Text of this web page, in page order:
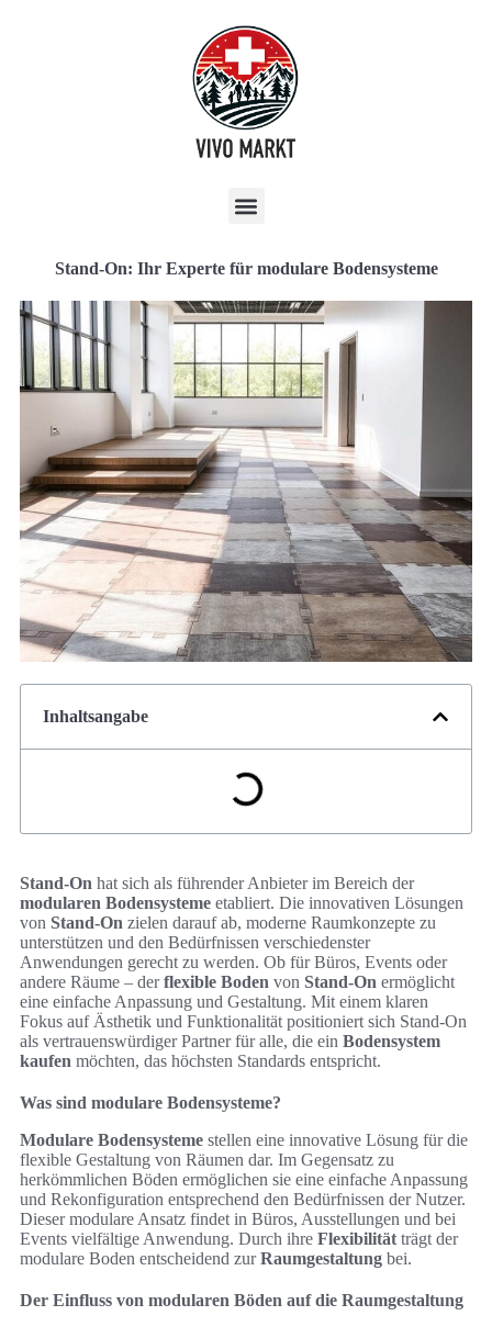
Stand-On: Ihr Experte für modulare Bodensysteme
Inhaltsangabe
Stand-On hat sich als führender Anbieter im Bereich der
modularen Bodensysteme etabliert. Die innovativen Lösungen
von Stand-On zielen darauf ab, moderne Raumkonzepte zu
unterstützen und den Bedürfnissen verschiedenster
Anwendungen gerecht zu werden. Ob für Büros, Events oder
andere Räume – derflexible Boden von Stand-On ermöglicht
eine einfache Anpassung und Gestaltung. Mit einem klaren
Fokus auf Ästhetik und Funktionalität positioniert sich Stand-On
als vertrauenswürdiger Partner für alle, die ein Bodensystem
kaufen möchten, das höchsten Standards entspricht.
Was sind modulare Bodensysteme?
Modulare Bodensysteme stellen eine innovative Lösung für die
flexible Gestaltung von Räumen dar. Im Gegensatz zu
herkömmlichen Böden ermöglichen sie eine einfache Anpassung
und Rekonfiguration entsprechend den Bedürfnissen der Nutzer.
Dieser modulare Ansatz findet in Büros, Ausstellungen und bei
Events vielfältige Anwendung. Durch ihre Flexibilität trägt der
modulare Boden entscheidend zurRaumgestaltung bei.
Der Einfluss von modularen Böden auf die Raumgestaltung